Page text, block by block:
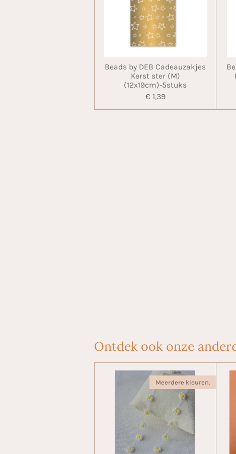
Beads by DEB Cadeauzakjes
Kerst ster (M)
(12x19cm)-5stuks
€ 1,39
Ontdek ook onze
Meerdere kleuren.